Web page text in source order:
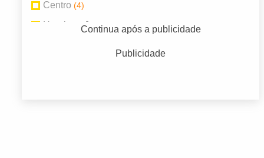
Centro (4)
Henrique Jorge(17)
Continua após a publicidade
Publicidade